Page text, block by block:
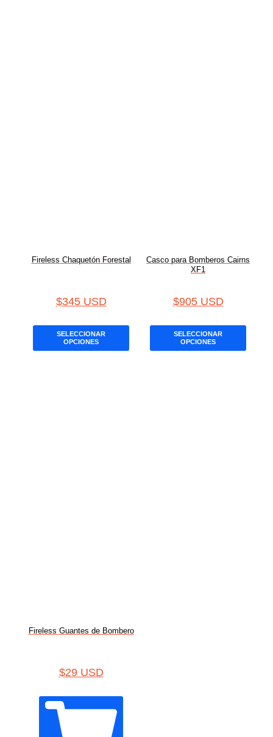
Fireless Chaquetón Forestal
$345 USD
SELECCIONAR
OPCIONES
Casco para Bomberos Cairns
XF1
$905 USD
SELECCIONAR
OPCIONES
Fireless Guantes de Bombero
$29 USD